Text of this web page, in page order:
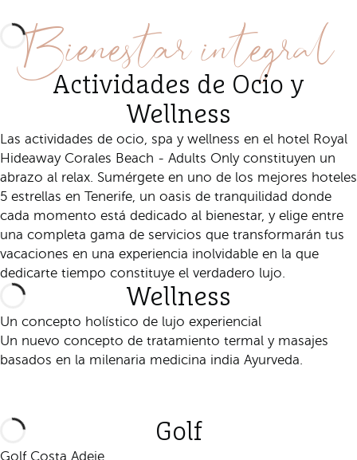
Bienestar integral
Actividades de Ocio y
Wellness
Las actividades de ocio, spa y wellness en el hotel Royal
Hideaway Corales Beach - Adults Only constituyen un
abrazo al relax. Sumérgete en uno de los mejores hoteles
5 estrellas en Tenerife, un oasis de tranquilidad donde
cada momento está dedicado al bienestar, y elige entre
una completa gama de servicios que transformarán tus
vacaciones en una experiencia inolvidable en la que
dedicarte tiempo constituye el verdadero lujo.
Wellness
Un concepto holístico de lujo experiencial
Un nuevo concepto de tratamiento termal y masajes
basados en la milenaria medicina india Ayurveda.
Golf
Golf Costa Adeje